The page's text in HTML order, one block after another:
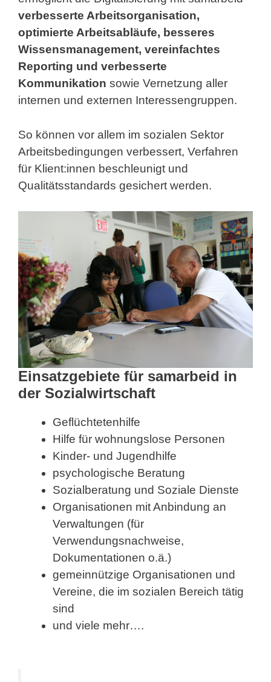
verbesserte Arbeitsorganisation,
optimierte Arbeitsabläufe, besseres
Wissensmanagement, vereinfachtes
Reporting und verbesserte
Kommunikation sowie Vernetzung aller
internen und externen Interessengruppen.
So können vor allem im sozialen Sektor
Arbeitsbedingungen verbessert, Verfahren
für Klient:innen beschleunigt und
Qualitätsstandards gesichert werden.
Einsatzgebiete für samarbeid in
der Sozialwirtschaft
Geflüchtetenhilfe
Hilfe für wohnungslose Personen
Kinder- und Jugendhilfe
psychologische Beratung
Sozialberatung und Soziale Dienste
Organisationen mit Anbindung an
Verwaltungen (für
Verwendungsnachweise,
Dokumentationen o.ä.)
gemeinnützige Organisationen und
Vereine, die im sozialen Bereich tätig
sind
und viele mehr….